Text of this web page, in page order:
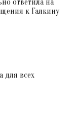
ответила на
к Галкину
для всех